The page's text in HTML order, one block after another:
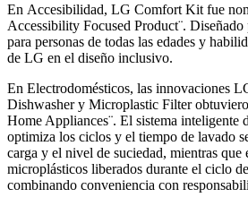
En Accesibilidad, LG Comfort Kit fue
Accessibility Focused Product¨.
para personas de todas las edades y
de LG en el diseño inclusivo.
En Electrodomésticos, las innovaciones
Dishwasher y Microplastic Filter
Home Appliances¨. El sistema inteligente
optimiza los ciclos y el tiempo de lavado
carga y el nivel de suciedad, mientras
microplásticos liberados durante el ciclo
combinando conveniencia con